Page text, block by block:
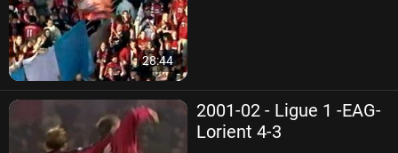
28:44
2001-02 - Ligue 1 -EAG-
Lorient 4-3